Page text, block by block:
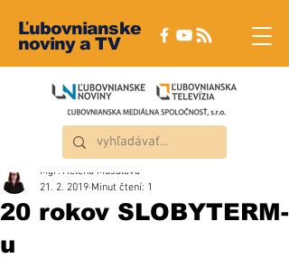
Ľubovnianske
noviny a TV
20 rokov SLOBYTERM-
u
Mgr. Helena Musalová
21. 2. 2019 Minut čtení: 1